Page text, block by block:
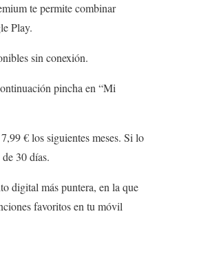
te permite combinar
Play.
sin conexión.
pincha en “Mi
€ los siguientes meses. Si lo
30 días.
digital más puntera, en la que
favoritos en tu móvil